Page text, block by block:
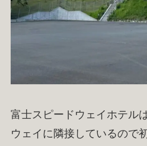
富士スピードウェイホテル
ウェイに隣接しているので